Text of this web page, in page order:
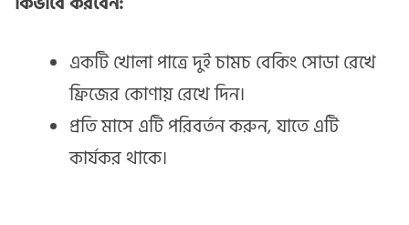
একটি খোলা পাত্রে দুই চামচ বেকিং সোডা রেখে
ফ্রিজের কোণায় রেখে দিন।
প্রতি মাসে এটি পরিবর্তন করুন, যাতে এটি
কার্যকর থাকে।